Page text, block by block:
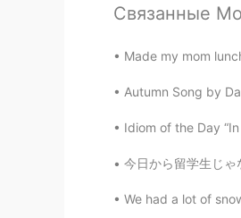
reopenう
JP EN
I want to
Saki
JP EN
Связанные
Made my mom
Autumn Song by
Idiom of the Day
今日から留学生じゃない
We had a lot of